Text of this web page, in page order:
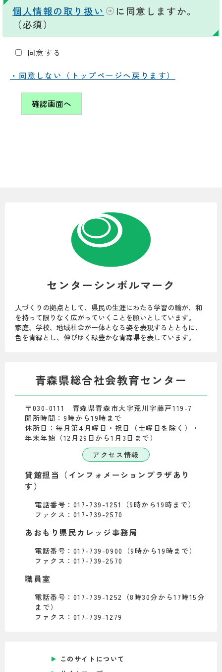
個人情報の取り扱い
に同意しますか。
（必須）
同意する
・同意しない（トップページへ戻ります）
センターシンボルマーク
人づくりの拠点として、県民の生涯にわたる学習の輪が、和
を持って限りなく広がっていくことを願いとしています。
家庭、学校、地域社会が一体となる姿を表現するとともに、
色を青緑とし、伸びゆく緑豊かな青森県を表しています。
青森県総合社会教育センター
〒030-0111 青森県青森市大字荒川字藤戸119-7
開所時間：9時から19時まで
休所日：毎月第4月曜日・祝日（土曜日を除く）・
年末年始（12月29日から1月3日まで）
アクセス情報
貸館担当（インフォメーションプラザあり
す）
電話番号：017-739-1251（9時から19時まで）
ファクス：017-739-2570
あおもり県民カレッジ事務局
電話番号：017-739-0900（9時から19時まで）
ファクス：017-739-2570
職員室
電話番号：017-739-1252（8時30分から17時15分
まで）
ファクス：017-739-1279
このサイトについて